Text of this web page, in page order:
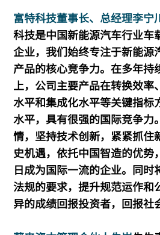
富特科技董事长、总经理李宁
科技是中国新能源汽车行业车
企业，我们始终专注于新能源
产品的核心竞争力。在多年持
上，公司主要产品在转换效率
水平和集成化水平等关键指标
水平，具有很强的国际竞争力
情，坚持技术创新，紧紧抓住
史机遇，依托中国智造的优势
日成为国际一流的企业。同时
法规的要求，提升规范运作和
异的成绩回报投资者，回报社